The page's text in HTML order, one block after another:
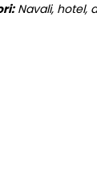
Navali, hotel,